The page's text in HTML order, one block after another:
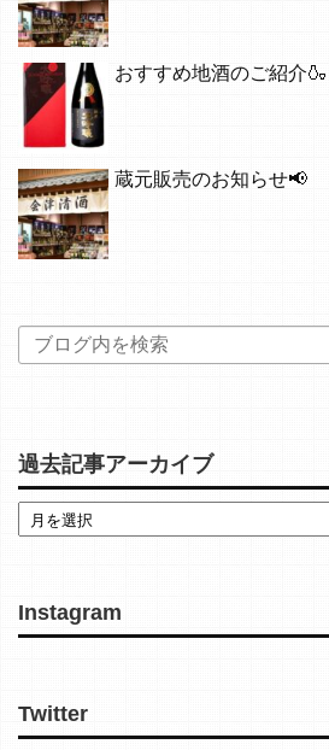
おすすめ地酒のご紹介🍶
蔵元販売のお知らせ📢
過去記事アーカイブ
Instagram
Twitter